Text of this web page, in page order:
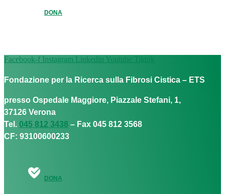
DONA
Facebook-f Instagram Linkedin Youtube Tiktok
Fondazione per la Ricerca sulla Fibrosi Cistica – ETS
presso Ospedale Maggiore, Piazzale Stefani, 1,
37126 Verona
Tel. 045 812 3438 – Fax 045 812 3568
CF: 93100600233
DONA